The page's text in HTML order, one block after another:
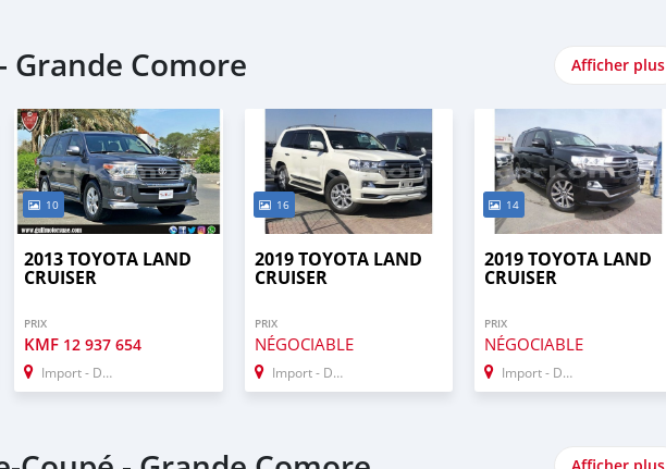
Grande Comore Afficher plus
10
2013 TOYOTA LAND
CRUISER
PRIX
KMF 12 937 654
Import - Dubai
16
2019 TOYOTA LAND
CRUISER
PRIX
NÉGOCIABLE
Import - Dubai
14
2019 TOYOTA LAND
CRUISER
PRIX
NÉGOCIABLE
Import - Dubai